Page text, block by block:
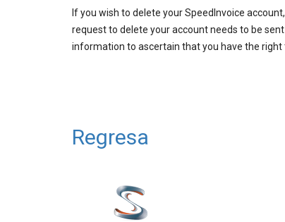
If you wish to delete your SpeedInvoice
request to delete your account needs to be
information to ascertain that you have the
Regresa